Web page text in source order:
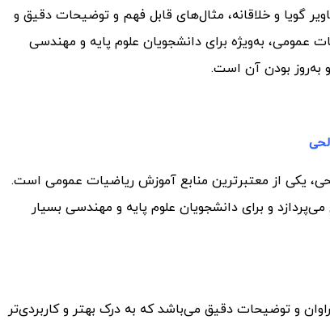
گویا و خلاقانه، مثال‌های قابل فهم و توضیحات دقیق و
عمومی، به‌ویژه برای دانشجویان علوم پایه و مهندسی
به‌روز بودن آن است.
یکی از معتبرترین منابع آموزش ریاضیات عمومی است.
و برای دانشجویان علوم پایه و مهندسی بسیار
و توضیحات دقیق می‌باشد که به درک بهتر و کاربردی‌تر